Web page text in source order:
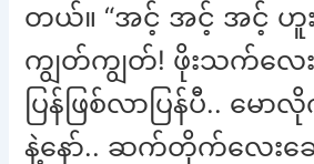
တယ်။ “အင့် အင့် အင့် ဟူးး
ကျွတ်ကျွတ်! ဖိုးသက်လေး ..
ပြန်ဖြစ်လာပြန်ပီ.. မေ
နဲ့နော်.. ဆက်တိုက်လေးဆေ